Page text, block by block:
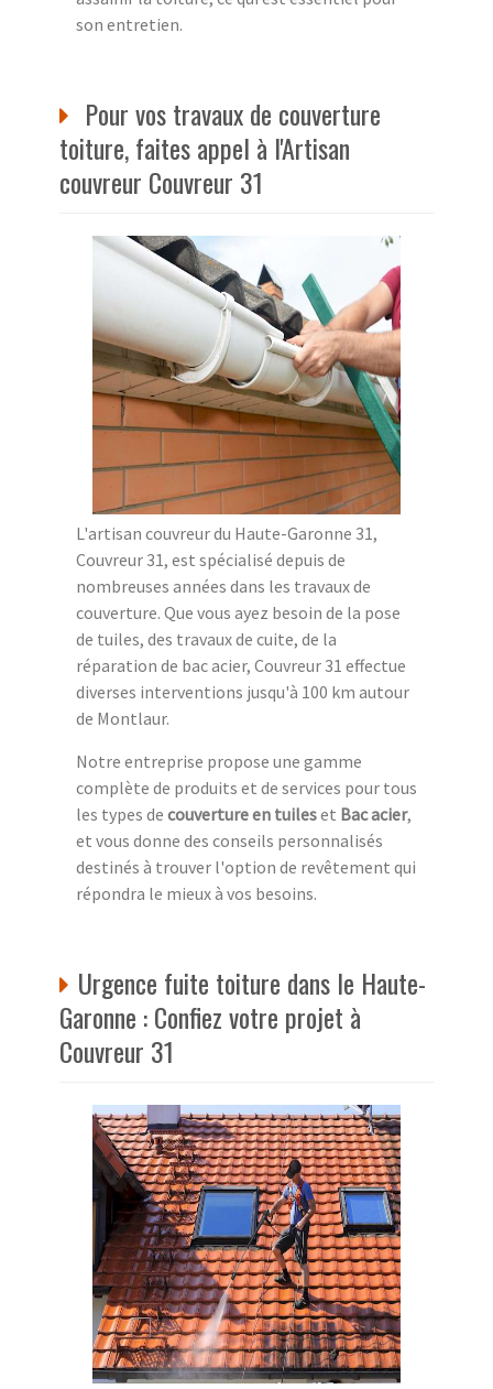
son entretien.
Pour vos travaux de couverture
toiture, faites appel à l'Artisan
couvreur Couvreur 31
L'artisan couvreur du Haute-Garonne 31,
Couvreur 31, est spécialisé depuis de
nombreuses années dans les travaux de
couverture. Que vous ayez besoin de la pose
de tuiles, des travaux de cuite, de la
réparation de bac acier, Couvreur 31 effectue
diverses interventions jusqu'à 100 km autour
de Montlaur.
Notre entreprise propose une gamme
complète de produits et de services pour tous
les types de couverture en tuileset Bac acier,
et vous donne des conseils personnalisés
destinés à trouver l'option de revêtement qui
répondra le mieux à vos besoins.
Urgence fuite toiture dans le Haute-
Garonne : Confiez votre projet à
Couvreur 31